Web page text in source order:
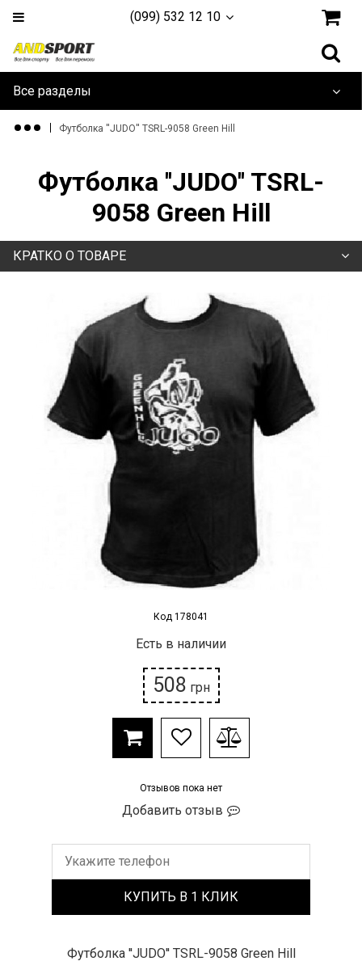
(099) 532 12 10
Все разделы
Дайвинг и плавание
Одежда и обувь
Туризм и активный отдых
Игровые Виды
Йога, фитнес и гимнастика
Тренажеры
Наградная атрибутика
Спортивные Залы
Спортивное питание
Детские товары
РАСПРОДАЖА
Условия возврата
Футболка ''JUDO'' TSRL-9058 Green Hill
Футболка ''JUDO'' TSRL-
9058 Green Hill
КРАТКО О ТОВАРЕ
Код 178041
Есть в наличии
508 грн
Отзывов пока нет
Добавить отзыв
Футболка ''JUDO'' TSRL-9058 Green Hill